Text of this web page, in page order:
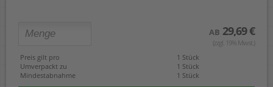
AB 29,69 €
(zzgl. 19% Mwst.)
Preis gilt pro
1 Stück
Umverpackt zu
1 Stück
Mindestabnahme
1 Stück